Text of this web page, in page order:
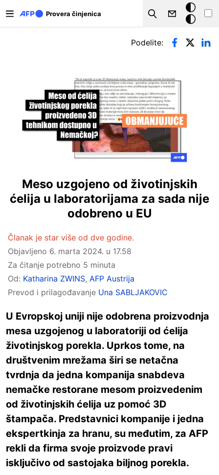
Provera činjenica
Search
Tamna
pozadina
Примарни табови
Podelite:
Meso uzgojeno od životinjskih
ćelija u laboratorijama za sada nije
odobreno u EU
Članak je star više od dve godine.
Objavljeno 6. marta 2024. u 17.58
Za čitanje potrebno 5 minuta
Od: Katharina ZWINS, AFP Austrija
Prevod i prilagođavanje Una SABLJAKOVIC
U Evropskoj uniji nije odobrena proizvodnja
mesa uzgojenog u laboratoriji od ćelija
životinjskog porekla. Uprkos tome, na
društvenim mrežama širi se netačna
tvrdnja da jedna kompanija snabdeva
nemačke restorane mesom proizvedenim
od životinjskih ćelija uz pomoć 3D
štampača. Predstavnici kompanije i jedna
ekspertkinja za hranu, su međutim, za AFP
rekli da firma svoje proizvode pravi
isključivo od sastojaka biljnog porekla.